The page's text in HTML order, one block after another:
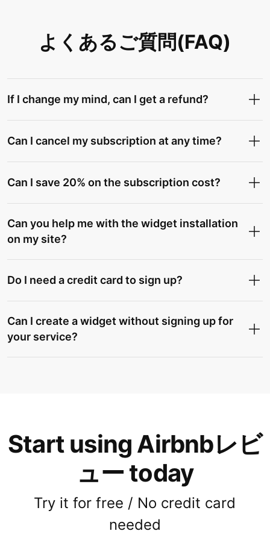
よくあるご質問(FAQ)
If I change my mind, can I get a refund?
Can I cancel my subscription at any time?
Can I save 20% on the subscription cost?
Can you help me with the widget installation
on my site?
Do I need a credit card to sign up?
Can I create a widget without signing up for
your service?
Start using Airbnbレビ
ュー today
Try it for free / No credit card
needed